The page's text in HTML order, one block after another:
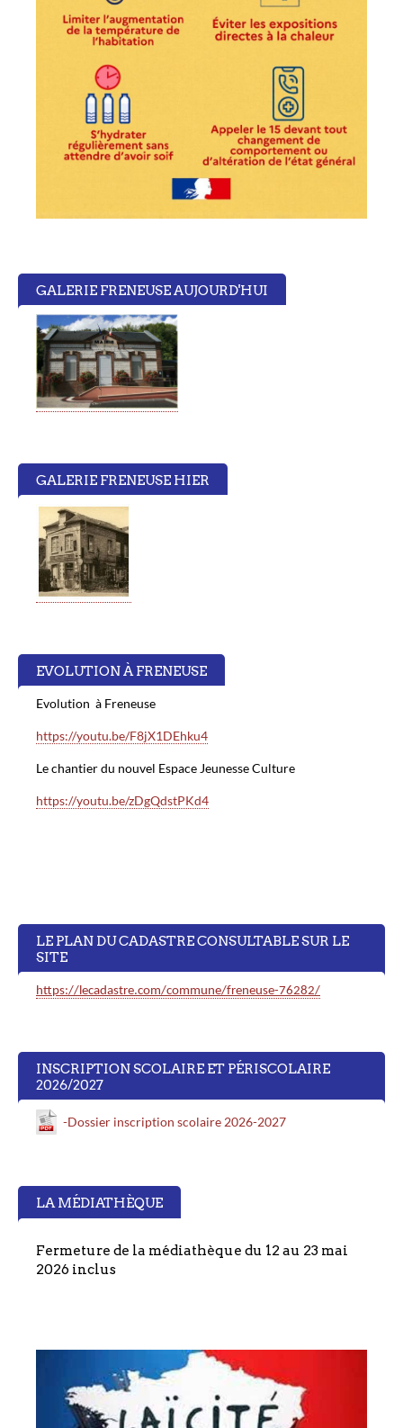
08
14
15
16
17
19
20
21
GALERIE FRENEUSE AUJOURD'HUI
GALERIE FRENEUSE HIER
EVOLUTION À FRENEUSE
Evolution à Freneuse
https://youtu.be/F8jX1DEhku4
Le chantier du nouvel Espace Jeunesse Culture
https://youtu.be/zDgQdstPKd4
LE PLAN DU CADASTRE CONSULTABLE SUR LE
SITE
https://lecadastre.com/commune/freneuse-76282/
INSCRIPTION SCOLAIRE ET PÉRISCOLAIRE
2026/2027
-Dossier inscription scolaire 2026-2027
LA MÉDIATHÈQUE
Fermeture de la médiathèque du 12 au 23 mai
2026 inclus